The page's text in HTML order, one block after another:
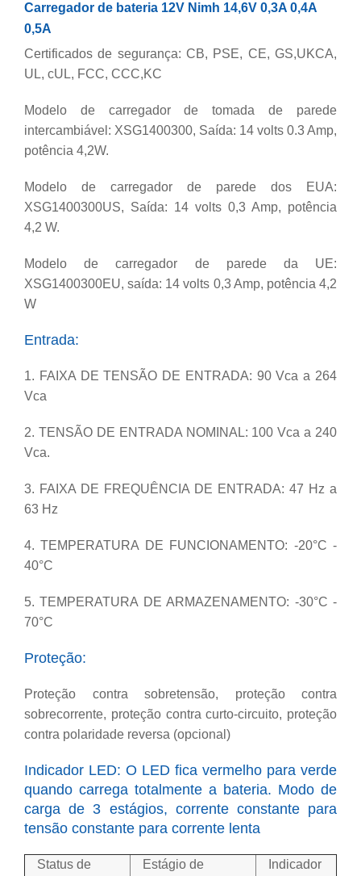
Carregador de bateria 12V Nimh 14,6V 0,3A 0,4A
0,5A
Certificados de segurança: CB, PSE, CE, GS,UKCA,
UL, cUL, FCC, CCC,KC
Modelo de carregador de tomada de parede
intercambiável: XSG1400300, Saída: 14 volts 0.3 Amp,
potência 4,2W.
Modelo de carregador de parede dos EUA:
XSG1400300US, Saída: 14 volts 0,3 Amp, potência
4,2 W.
Modelo de carregador de parede da UE:
XSG1400300EU, saída: 14 volts 0,3 Amp, potência 4,2
W
Entrada:
1. FAIXA DE TENSÃO DE ENTRADA: 90 Vca a 264
Vca
2. TENSÃO DE ENTRADA NOMINAL: 100 Vca a 240
Vca.
3. FAIXA DE FREQUÊNCIA DE ENTRADA: 47 Hz a
63 Hz
4. TEMPERATURA DE FUNCIONAMENTO: -20°C -
40°C
5. TEMPERATURA DE ARMAZENAMENTO: -30°C -
70°C
Proteção:
Proteção contra sobretensão, proteção contra
sobrecorrente, proteção contra curto-circuito, proteção
contra polaridade reversa (opcional)
Indicador LED: O LED fica vermelho para verde
quando carrega totalmente a bateria. Modo de
carga de 3 estágios, corrente constante para
tensão constante para corrente lenta
Status de
Estágio de
Indicador